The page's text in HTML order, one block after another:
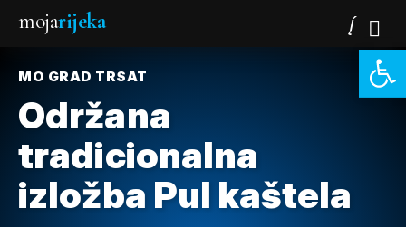
mojarijeka
MO GRAD TRSAT
Održana
tradicionalna
izložba Pul kaštela